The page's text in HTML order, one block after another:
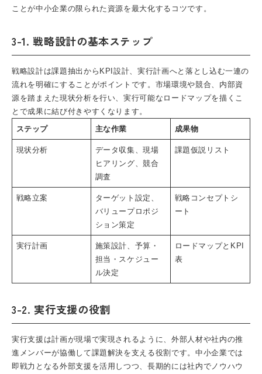
ことが中小企業の限られた資源を最大化するコツです。
3-1. 戦略設計の基本ステップ
戦略設計は課題抽出からKPI設計、実行計画へと落とし込む一連の
流れを明確にすることがポイントです。市場環境や競合、内部資
源を踏まえた現状分析を行い、実行可能なロードマップを描くこ
とで成果に結び付きやすくなります。
ステップ
主な作業 成果物
現状分析
データ収集、現場
ヒアリング、競合
調査
課題仮説リスト
戦略立案
ターゲット設定、
バリュープロポジ
ション策定
戦略コンセプトシ
ート
実行計画
施策設計、予算・
担当・スケジュー
ル決定
ロードマップとKPI
表
3-2. 実行支援の役割
実行支援は計画が現場で実現されるように、外部人材や社内の推
進メンバーが協働して課題解決を支える役割です。中小企業では
即戦力となる外部支援を活用しつつ、長期的には社内でノウハウ